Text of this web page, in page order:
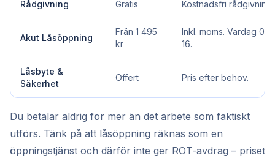
Rådgivning Gratis Kostnadsfri rådgivning.
Akut Låsöppning
Från 1 495
kr
Inkl. moms. Vardag 07–
16.
Låsbyte &
Säkerhet
Offert Pris efter behov.
Du betalar aldrig för mer än det arbete som faktiskt
utförs. Tänk på att låsöppning räknas som en
öppningstjänst och därför inte ger ROT-avdrag – priset